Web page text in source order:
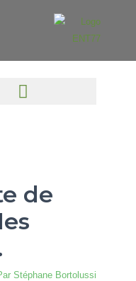
de
Stéphane Bortolussi